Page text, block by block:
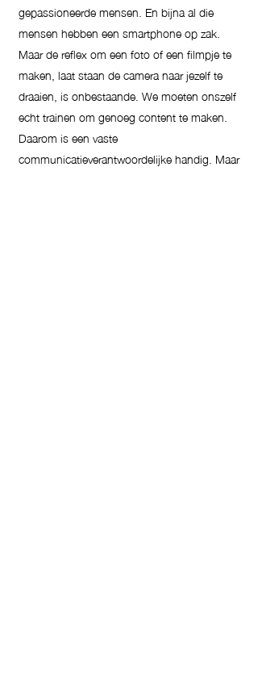
gepassioneerde mensen. En bijna al die
mensen hebben een smartphone op zak.
Maar de reflex om een foto of een filmpje te
maken, laat staan de camera naar jezelf te
draaien, is onbestaande. We moeten onszelf
echt trainen om genoeg content te maken.
Daarom is een vaste
communicatieverantwoordelijke handig. Maar